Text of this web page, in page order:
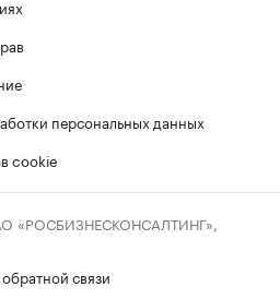
персональных данных
cookie
«РОСБИЗНЕСКОНСАЛТИНГ»,
связи